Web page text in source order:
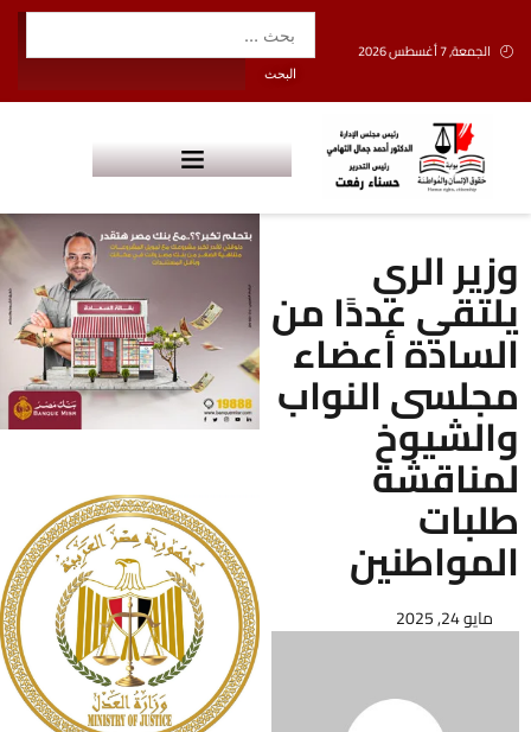
الجمعة, 7 أغسطس 2026
وزير الري
يلتقي عددًا من
السادة أعضاء
مجلسى النواب
والشيوخ
لمناقشة
طلبات
المواطنين
مايو 24, 2025